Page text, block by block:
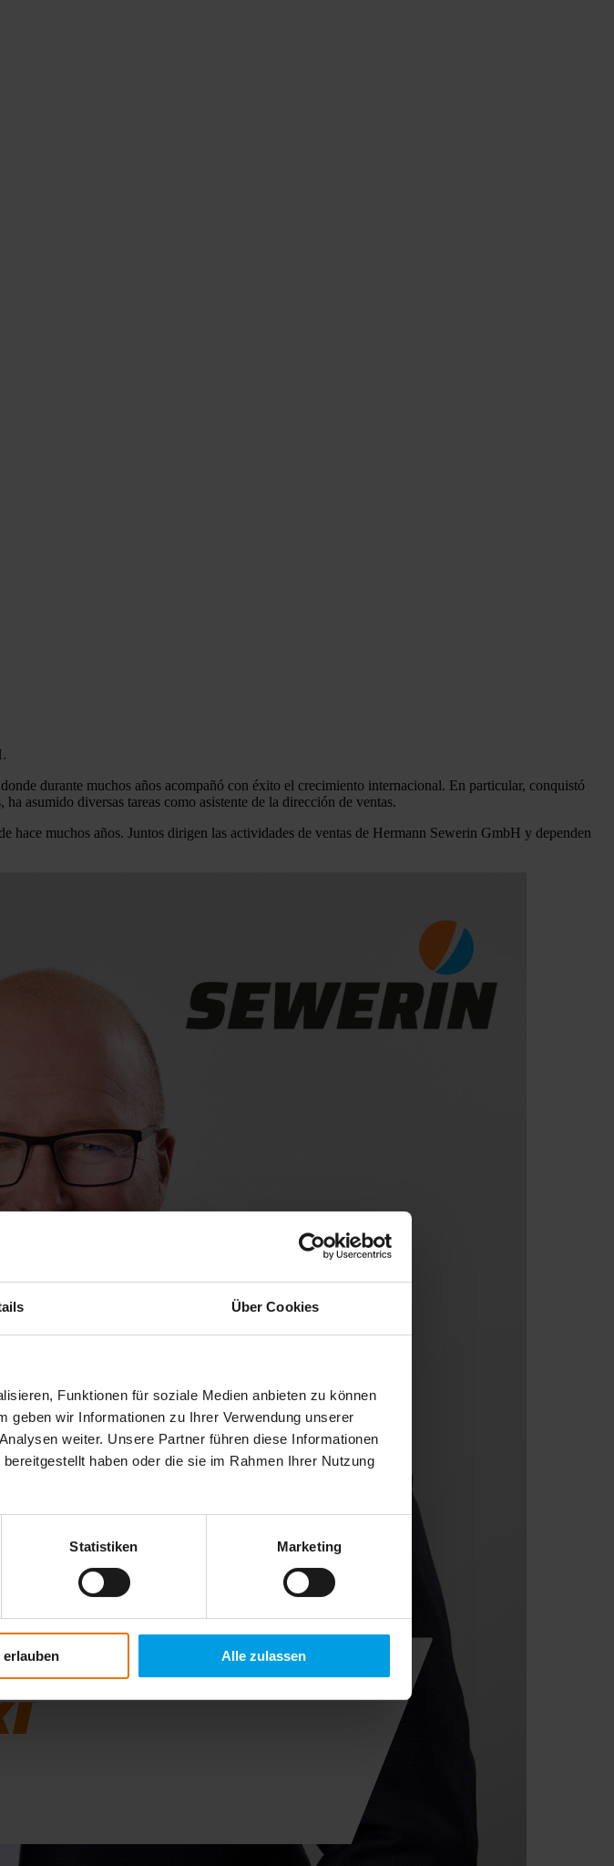
Über Cookies
Funktionen für soziale Medien anbieten zu können
geben wir Informationen zu Ihrer Verwendung unserer
weiter. Unsere Partner führen diese Informationen
haben oder die sie im Rahmen Ihrer Nutzung
Statistiken Marketing
Alle zulassen
durante muchos años acompañó con éxito el crecimiento internacional. En particular, conquistó
asumido diversas tareas como asistente de la dirección de ventas.
muchos años. Juntos dirigen las actividades de ventas de Hermann Sewerin GmbH y dependen